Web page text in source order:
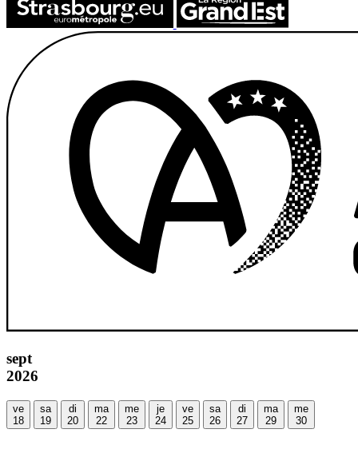
sept
2026
ve
18
sa
19
di
20
ma
22
me
23
je
24
ve
25
sa
26
di
27
ma
29
me
30